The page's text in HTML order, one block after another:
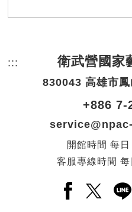
::: 頁尾網站資訊。
衛武營國家
830043 高雄市
+886 7-
開館時間 每日
客服專線時間 每
Facebook(
X(另開